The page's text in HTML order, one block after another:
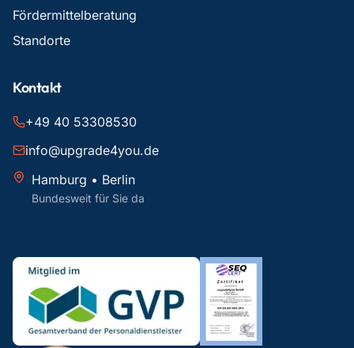
Fördermittelberatung
Standorte
Kontakt
+49 40 53308530
info@upgrade4you.de
Hamburg • Berlin
Bundesweit für Sie da